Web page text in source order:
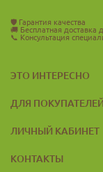
🛡️ Гарантия качества
🚚 Бесплатная доставка
📞 Консультация
ЭТО ИНТЕРЕСНО
ДЛЯ ПОКУПАТЕЛЕЙ
ЛИЧНЫЙ КАБИНЕТ
КОНТАКТЫ